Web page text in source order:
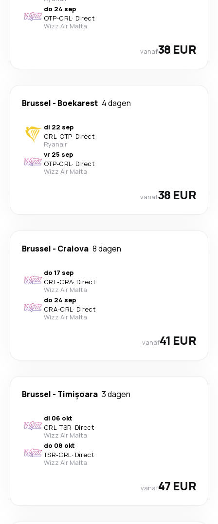
do 24 sep
OTP-CRL· Direct
Wizz Air Malta
vanaf38 EUR
Brussel - Boekarest 4 dagen
di 22 sep
CRL-OTP· Direct
Ryanair
vr 25 sep
OTP-CRL· Direct
Wizz Air Malta
vanaf38 EUR
Brussel - Craiova 8 dagen
do 17 sep
CRL-CRA· Direct
Wizz Air Malta
do 24 sep
CRA-CRL· Direct
Wizz Air Malta
vanaf41 EUR
Brussel - Timișoara 3 dagen
di 06 okt
CRL-TSR· Direct
Wizz Air Malta
do 08 okt
TSR-CRL· Direct
Wizz Air Malta
vanaf47 EUR